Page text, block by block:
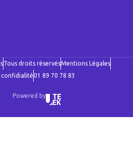
Tous droits réservésMentions Légales
confidialité01 89 70 78 83
Powered by